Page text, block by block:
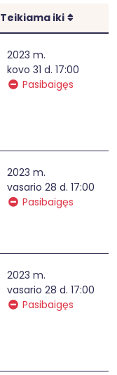
Teikiama iki Rikiuoti
2023 m.
kovo 31 d. 17:00
Pasibaigęs
2023 m.
vasario 28 d. 17:00
Pasibaigęs
2023 m.
vasario 28 d. 17:00
Pasibaigęs